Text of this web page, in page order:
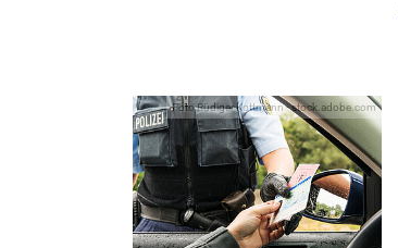
Foto:Rüdiger Kottmann - stock.adobe.com